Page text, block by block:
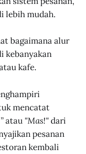
lebih mudah.
bagaimana alur
kebanyakan
kafe.
mencatat
atau "Mas!"dari
pesanan
kembali